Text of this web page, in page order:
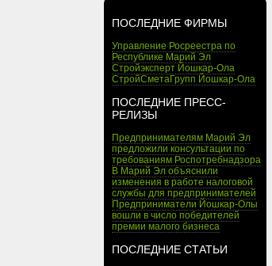
ПОСЛЕДНИЕ ФИРМЫ
Управление Росреестра по
Республике Марий Эл
Стройэксперт Йошкар-Ола
СтройСметаГрупп Йошкар-Ола
ПОСЛЕДНИЕ ПРЕСС-
РЕЛИЗЫ
Предпринимателям Марий Эл
предложили консультации по
требованиям Роспотребнадзора
В Марий Эл объяснили
изменения в работе налоговой
службы для предпринимателей
Предприниматели Йошкар-Олы
вошли в число победителей
премии малого бизнеса
ПОСЛЕДНИЕ СТАТЬИ